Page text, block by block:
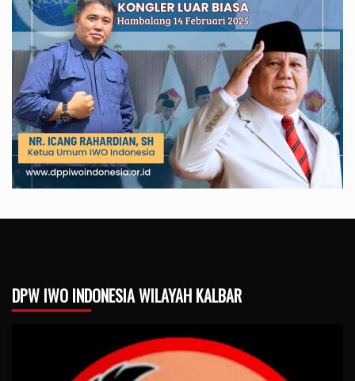
DPW IWO INDONESIA WILAYAH KALBAR